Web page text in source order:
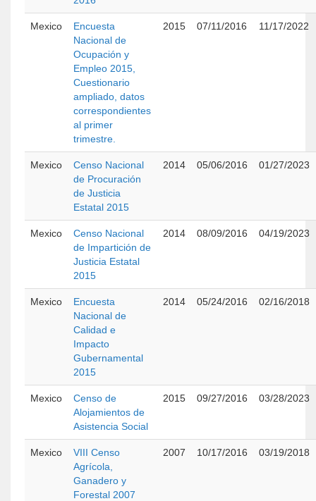
Mexico
Encuesta
Nacional de
Ocupación y
Empleo 2015,
Cuestionario
ampliado, datos
correspondientes
al primer
trimestre.
2015 07/11/2016 11/17/2022
Mexico
Censo Nacional
de Procuración
de Justicia
Estatal 2015
2014 05/06/2016 01/27/2023
Mexico
Censo Nacional
de Impartición de
Justicia Estatal
2015
2014 08/09/2016 04/19/2023
Mexico
Encuesta
Nacional de
Calidad e
Impacto
Gubernamental
2015
2014 05/24/2016 02/16/2018
Mexico
Censo de
Alojamientos de
Asistencia Social
2015 09/27/2016 03/28/2023
Mexico
VIII Censo
Agrícola,
Ganadero y
Forestal 2007
2007 10/17/2016 03/19/2018